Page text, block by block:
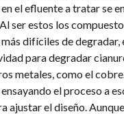
el efluente a tratar se
ser estos los
difíciles de degradar,
para degradar
metales, como el
el proceso a
ajustar el diseño.